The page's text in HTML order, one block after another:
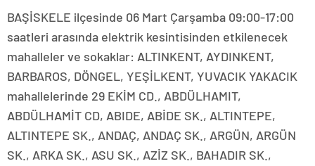
BAŞİSKELE ilçesinde 06 Mart Çarşamba 09:00-17:00
saatleri arasında elektrik kesintisinden etkilenecek
mahalleler ve sokaklar: ALTINKENT, AYDINKENT,
BARBAROS, DÖNGEL, YEŞİLKENT, YUVACIK YAKACIK
mahallelerinde 29 EKİM CD., ABDÜLHAMIT,
ABDÜLHAMİT CD, ABIDE, ABİDE SK., ALTINTEPE,
ALTINTEPE SK., ANDAÇ, ANDAÇ SK., ARGÜN, ARGÜN
SK., ARKA SK., ASU SK., AZİZ SK., BAHADIR SK.,